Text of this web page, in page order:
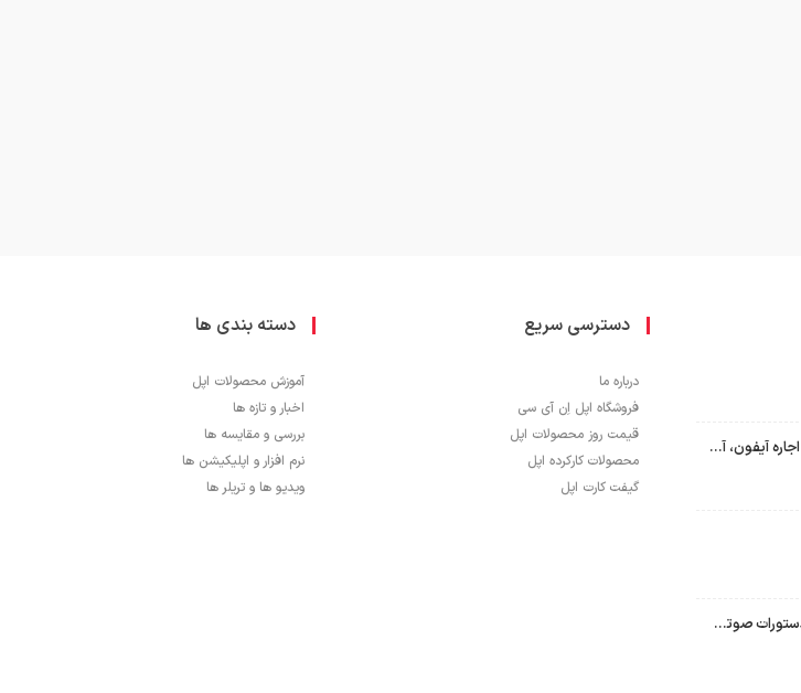
برنامه Apple Upgrade معرفی شد؛ شرایط اپل برای اجاره آیفون، آیپد، مک و اپل واچ
نسخه مک گوگل Gemini با قابلیت تحلیل صفحه و دستورات صوتی در به‌روزرسانی جدید
دسترسی سریع
درباره ما
فروشگاه اپل اِن آی سی
قیمت روز محصولات اپل
محصولات کارکرده اپل
گیفت کارت اپل
دسته بندی ها
آموزش محصولات اپل
اخبار و تازه ها
بررسی و مقایسه ها
نرم افزار و اپلیکیشن ها
ویدیو ها و تریلر ها